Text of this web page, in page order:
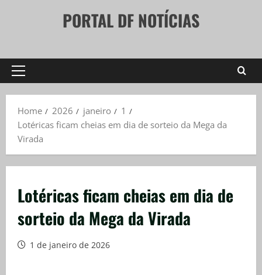
PORTAL DF NOTÍCIAS
Primary
Home
2026 janeiro
1
Lotéricas ficam cheias em dia de sorteio da Mega da
Virada
Lotéricas ficam cheias em dia de
sorteio da Mega da Virada
1 de janeiro de 2026